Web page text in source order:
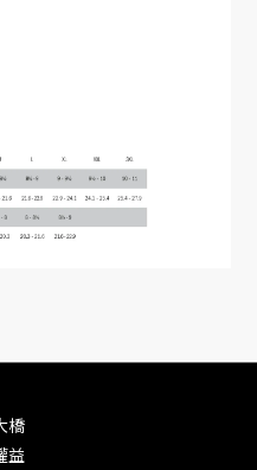
橋
益